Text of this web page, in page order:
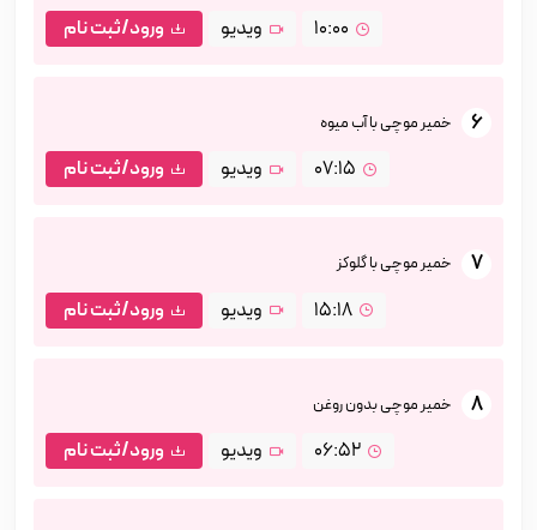
10:00 ویدیو ورود/ثبت نام
6 خمیر موچی با آب میوه
07:15 ویدیو ورود/ثبت نام
7 خمیر موچی با گلوکز
15:18 ویدیو ورود/ثبت نام
8 خمیر موچی بدون روغن
06:52 ویدیو ورود/ثبت نام